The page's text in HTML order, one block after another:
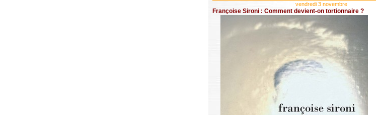
vendredi 3 novembre
Françoise Sironi : Comment devient-on tortionnaire ?